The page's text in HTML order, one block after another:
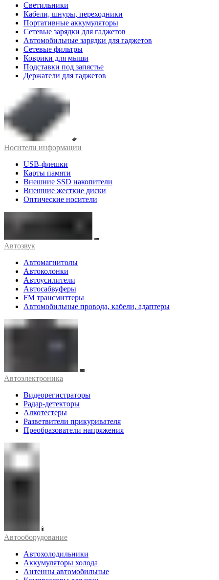
Светильники
Кабели, шнуры, переходники
Портативные аккумуляторы
Сетевые зарядки для гаджетов
Автомобильные зарядки для гаджетов
Сетевые фильтры
Коврики для мыши
Подставки под запястье
Держатели для гаджетов
Носители информации
USB-флешки
Карты памяти
Внешние SSD накопители
Внешние жесткие диски
Оптические носители
Автозвук
Автомагнитолы
Автоколонки
Автоусилители
Автосабвуферы
FM трансмиттеры
Автомобильные провода, кабели, адаптеры
Автоэлектроника
Видеорегистраторы
Радар-детекторы
Алкотестеры
Разветвители прикуривателя
Преобразователи напряжения
Автооборудование
Автохолодильники
Аккумуляторы холода
Антенны автомобильные